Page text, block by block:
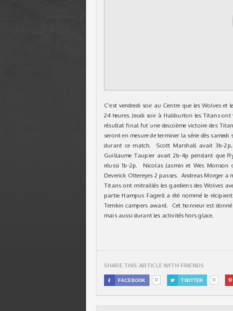
C’est vendredi soir au Centre que les Wolves
24 heures. Jeudi soir à Haliburton les Titans
résultat final fut une deuzième victoire des
seront en mesure de terminer la série dès
durant ce match. Scott Marshall avait 3b-
Guillaume Taupier avait 2b-4p pendant que
réussi 1b-2p. Nicolas Jasmin et Wes
Deverick Ottereyes 2 passes. Andreas Morger
Titans ont mitraillés les gardiens des Wolves
partie Hampus Fagrell a été nommé le
Temkin campers award. Cet honneur est
mais aussi durant les activités hors glace.
SHARE THIS ARTICLE WITH FRIENDS
 FACEBOOK 0  TWITTER 0 